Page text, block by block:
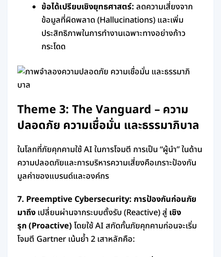
ข้อได้เปรียบเชิงยุทธศาสตร์: ลดความเสี่ยงจาก
ข้อมูลที่ผิดพลาด (Hallucinations) และเพิ่ม
ประสิทธิภาพในการทำงานเฉพาะทางอย่างก้าว
กระโดด
Theme 3: The Vanguard – ความ
ปลอดภัย ความเชื่อมั่น และธรรมาภิบาล
ในโลกที่ภัยคุกคามใช้ AI ในการโจมตี การเป็น “ผู้นำ” ในด้าน
ความปลอดภัยและการบริหารความเสี่ยงคือเกราะป้องกัน
มูลค่าของแบรนด์และองค์กร
7. Preemptive Cybersecurity: การป้องกันก่อนภัย
มาถึง เปลี่ยนผ่านจากระบบตั้งรับ (Reactive) สู่ เชิง
รุก (Proactive) โดยใช้ AI สกัดกั้นภัยคุกคามก่อนจะเริ่ม
โจมตี Gartner เน้นย้ำ 2 เสาหลักคือ: